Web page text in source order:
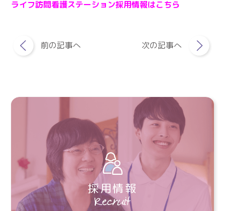
ライフ訪問看護ステーション採用情報はこちら
前の記事へ 次の記事へ
採用情報